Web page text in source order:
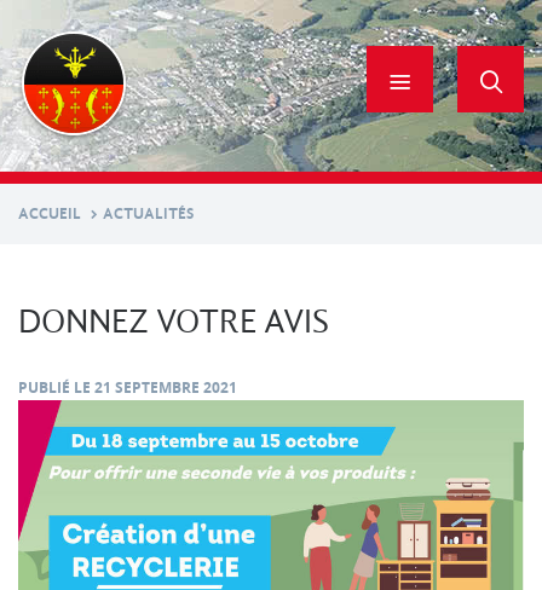
contenu
principal
ACCUEIL ACTUALITÉS
DONNEZ VOTRE AVIS
PUBLIÉ LE 21 SEPTEMBRE 2021